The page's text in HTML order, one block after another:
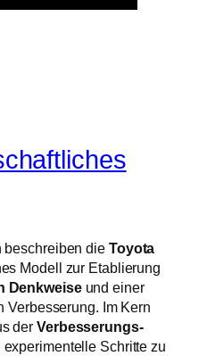
beschreiben die Toyota
Modell zur Etablierung
Denkweiseund einer
Verbesserung. Im Kern
der Verbesserungs-
Schritte zu